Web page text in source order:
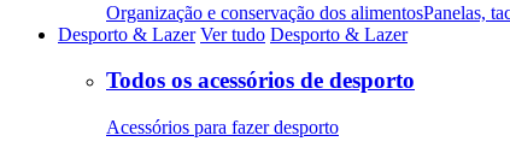
Organização e conservação dos alimentosPanelas,
Desporto & Lazer Ver tudo Desporto & Lazer
Todos os acessórios de desporto
Acessórios para fazer desporto